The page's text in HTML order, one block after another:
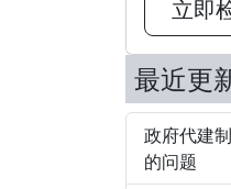
立即
最近更
政府代建
的问题